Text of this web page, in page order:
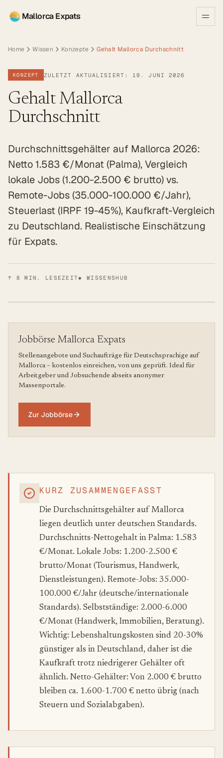
Mallorca Expats
Home Wissen Konzepte Gehalt Mallorca Durchschnitt
KONZEPT ZULETZT AKTUALISIERT: 19. JUNI 2026
Gehalt Mallorca
Durchschnitt
Durchschnittsgehälter auf Mallorca 2026:
Netto 1.583 €/Monat (Palma), Vergleich
lokale Jobs (1.200-2.500 € brutto) vs.
Remote-Jobs (35.000-100.000 €/Jahr),
Steuerlast (IRPF 19-45%), Kaufkraft-Vergleich
zu Deutschland. Realistische Einschätzung
für Expats.
↑ 8 MIN. LESEZEIT◆ WISSENSHUB
Jobbörse Mallorca Expats
Stellenangebote und Suchaufträge für Deutschsprachige auf
Mallorca – kostenlos einreichen, von uns geprüft. Ideal für
Arbeitgeber und Jobsuchende abseits anonymer
Massenportale.
Zur Jobbörse
KURZ ZUSAMMENGEFASST
Die Durchschnittsgehälter auf Mallorca
liegen deutlich unter deutschen Standards.
Durchschnitts-Nettogehalt in Palma: 1.583
€/Monat. Lokale Jobs: 1.200-2.500 €
brutto/Monat (Tourismus, Handwerk,
Dienstleistungen). Remote-Jobs: 35.000-
100.000 €/Jahr (deutsche/internationale
Standards). Selbstständige: 2.000-6.000
€/Monat (Handwerk, Immobilien, Beratung).
Wichtig: Lebenshaltungskosten sind 20-30%
günstiger als in Deutschland, daher ist die
Kaufkraft trotz niedrigerer Gehälter oft
ähnlich. Netto-Gehälter: Von 2.000 € brutto
bleiben ca. 1.600-1.700 € netto übrig (nach
Steuern und Sozialabgaben).